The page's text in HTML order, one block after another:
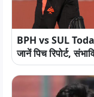
BPH vs SUL
जानें पिच रिपोर्ट,